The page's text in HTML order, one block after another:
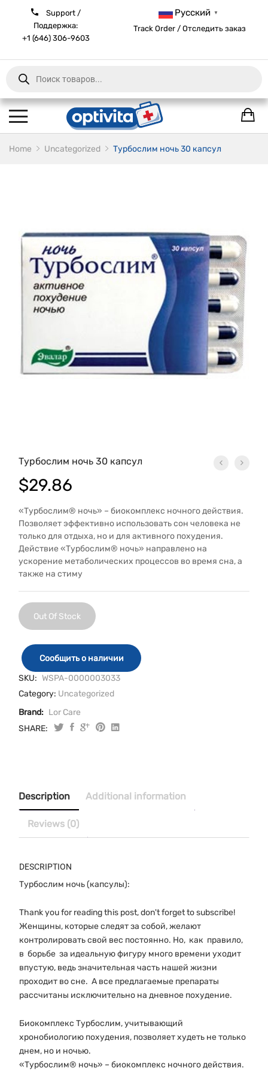
Support /
Поддержка:
+1 (646) 306-9603
Русский ▼
Track Order / Отследить заказ
Products
search
Home Uncategorized Турбослим ночь 30 капсул
Турбослим ночь 30 капсул
$29.86
«Турбослим® ночь» – биокомплекс ночного действия.
Позволяет эффективно использовать сон человека не
только для отдыха, но и для активного похудения.
Действие «Турбослим® ночь» направлено на
ускорение метаболических процессов во время сна, а
также на стиму
Out Of Stock
Сообщить о наличии
SKU: WSPA-0000003033
Category: Uncategorized
Brand: Lor Care
SHARE:
Description Additional information
Reviews (0)
DESCRIPTION
Турбослим ночь (капсулы):
Thank you for reading this post, don't forget to subscribe!
Женщины, которые следят за собой, желают
контролировать свой вес постоянно. Но, как правило,
в борьбе за идеальную фигуру много времени уходит
впустую, ведь значительная часть нашей жизни
проходит во сне. А все предлагаемые препараты
рассчитаны исключительно на дневное похудение.
Биокомплекс Турбослим, учитывающий
хронобиологию похудения, позволяет худеть не только
днем, но и ночью.
«Турбослим® ночь» – биокомплекс ночного действия.